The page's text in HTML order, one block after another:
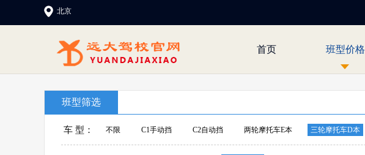
北京
首页 班型价格
班型筛选
车 型： 不限 C1手动挡 C2自动挡 两轮摩托车E本 三轮摩托车D本